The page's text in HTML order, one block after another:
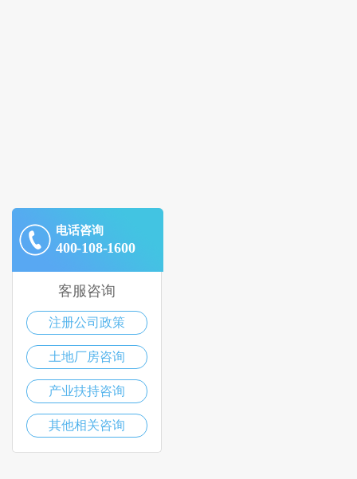
电话咨询
400-108-1600
客服咨询
注册公司政策
土地厂房咨询
产业扶持咨询
其他相关咨询